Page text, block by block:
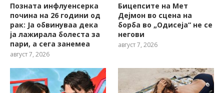
Позната инфлуенсерка
почина на 26 години од
рак: Ја обвинуваа дека
ја лажирала болеста за
пари, а сега занемеа
август 7, 2026
Бицепсите на Мет
Дејмон во сцена на
борба во „Одисеја“ не се
негови
август 7, 2026